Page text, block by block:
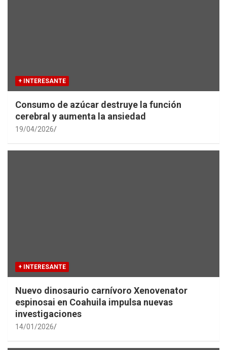
+ INTERESANTE
Consumo de azúcar destruye la función
cerebral y aumenta la ansiedad
19/04/2026
+ INTERESANTE
Nuevo dinosaurio carnívoro Xenovenator
espinosai en Coahuila impulsa nuevas
investigaciones
14/01/2026